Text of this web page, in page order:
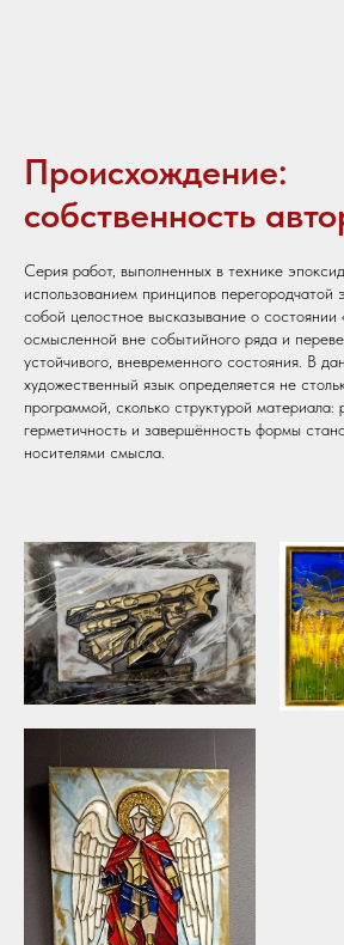
Происхождение:
собственность
Серия работ, выполненных в технике
использованием принципов перегородчатой
собой целостное высказывание о
осмысленной вне событийного ряда и
устойчивого, вневременного состояния. В
художественный язык определяется не
программой, сколько структурой материала:
герметичность и завершённость формы
носителями смысла.